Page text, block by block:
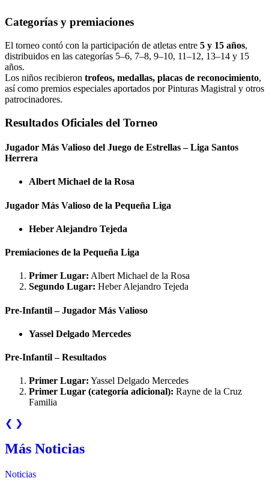
Categorías y premiaciones
El torneo contó con la participación de atletas entre 5 y 15 años,
distribuidos en las categorías 5–6, 7–8, 9–10, 11–12, 13–14 y 15
años.
Los niños recibieron trofeos, medallas, placas de reconocimiento,
así como premios especiales aportados por Pinturas Magistral y otros
patrocinadores.
Resultados Oficiales del Torneo
Jugador Más Valioso del Juego de Estrellas – Liga Santos
Herrera
Albert Michael de la Rosa
Jugador Más Valioso de la Pequeña Liga
Heber Alejandro Tejeda
Premiaciones de la Pequeña Liga
Primer Lugar: Albert Michael de la Rosa
Segundo Lugar: Heber Alejandro Tejeda
Pre-Infantil – Jugador Más Valioso
Yassel Delgado Mercedes
Pre-Infantil – Resultados
Primer Lugar: Yassel Delgado Mercedes
Primer Lugar (categoría adicional): Rayne de la Cruz
Familia
❮ ❯
Más Noticias
Noticias